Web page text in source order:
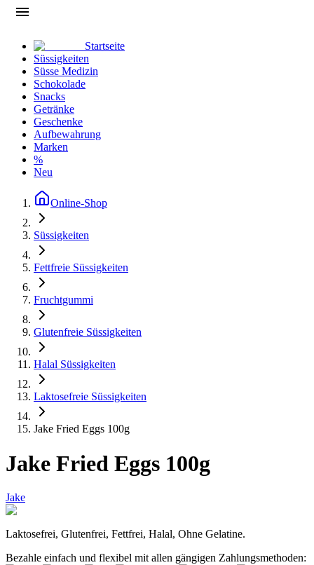
Startseite
Süssigkeiten
Süsse Medizin
Schokolade
Snacks
Getränke
Geschenke
Aufbewahrung
Marken
%
Neu
Online-Shop
Süssigkeiten
Fettfreie Süssigkeiten
Fruchtgummi
Glutenfreie Süssigkeiten
Halal Süssigkeiten
Laktosefreie Süssigkeiten
Jake Fried Eggs 100g
Jake Fried Eggs 100g
Jake
Laktosefrei, Glutenfrei, Fettfrei, Halal, Ohne Gelatine.
Bezahle einfach und flexibel mit allen gängigen Zahlungsmethoden: